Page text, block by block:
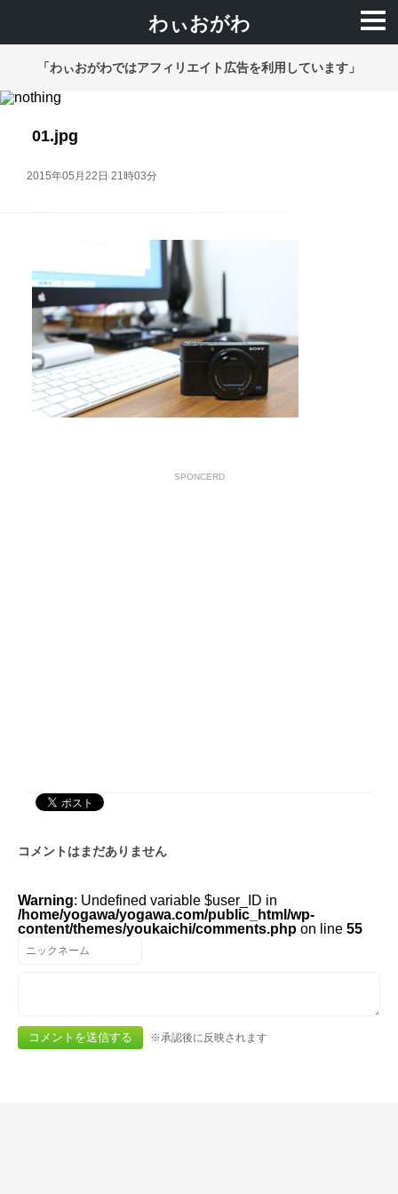
わぃおがわ
「わぃおがわではアフィリエイト広告を利用しています」
01.jpg
2015年05月22日 21時03分
SPONCERD
コメントはまだありません
Warning: Undefined variable $user_ID in
/home/yogawa/yogawa.com/public_html/wp-
content/themes/youkaichi/comments.php on line 55
※承認後に反映されます